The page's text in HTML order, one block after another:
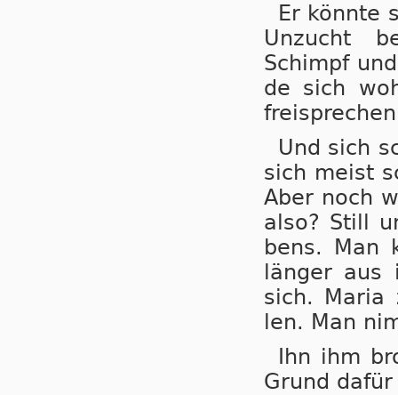
Er könnte
Un­zucht
Schimpf
de sich
Und sich
sich meist
Aber noch
al­so? Still
bens. Man
län­ger
sich. Maria
len. Man
Ihn ihm
Grund